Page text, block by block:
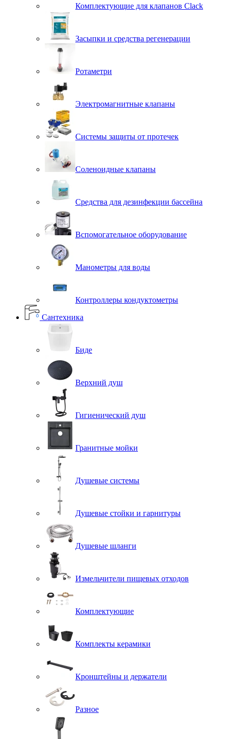
Комплектующие для клапанов Clack
Засыпки и средства регенерации
Ротаметри
Электромагнитные клапаны
Системы защиты от протечек
Соленоидные клапаны
Средства для дезинфекции бассейна
Вспомогательное оборудование
Манометры для воды
Контроллеры кондуктометры
Сантехника
Биде
Верхний душ
Гигиенический душ
Гранитные мойки
Душевые системы
Душевые стойки и гарнитуры
Душевые шланги
Измельчители пищевых отходов
Комплектующие
Комплекты керамики
Кронштейны и держатели
Разное